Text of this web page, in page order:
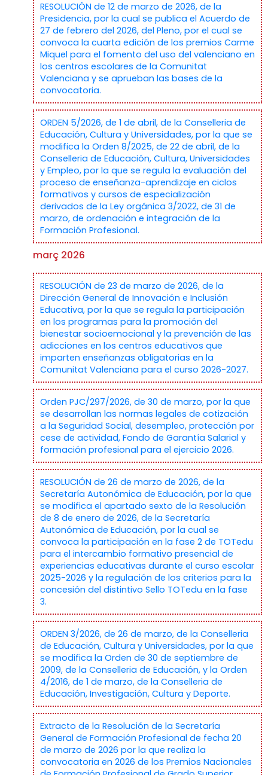
RESOLUCIÓN de 12 de marzo de 2026, de la
Presidencia, por la cual se publica el Acuerdo de
27 de febrero del 2026, del Pleno, por el cual se
convoca la cuarta edición de los premios Carme
Miquel para el fomento del uso del valenciano en
los centros escolares de la Comunitat
Valenciana y se aprueban las bases de la
convocatoria.
ORDEN 5/2026, de 1 de abril, de la Conselleria de
Educación, Cultura y Universidades, por la que se
modifica la Orden 8/2025, de 22 de abril, de la
Conselleria de Educación, Cultura, Universidades
y Empleo, por la que se regula la evaluación del
proceso de enseñanza-aprendizaje en ciclos
formativos y cursos de especialización
derivados de la Ley orgánica 3/2022, de 31 de
marzo, de ordenación e integración de la
Formación Profesional.
març 2026
RESOLUCIÓN de 23 de marzo de 2026, de la
Dirección General de Innovación e Inclusión
Educativa, por la que se regula la participación
en los programas para la promoción del
bienestar socioemocional y la prevención de las
adicciones en los centros educativos que
imparten enseñanzas obligatorias en la
Comunitat Valenciana para el curso 2026-2027.
Orden PJC/297/2026, de 30 de marzo, por la que
se desarrollan las normas legales de cotización
a la Seguridad Social, desempleo, protección por
cese de actividad, Fondo de Garantía Salarial y
formación profesional para el ejercicio 2026.
RESOLUCIÓN de 26 de marzo de 2026, de la
Secretaría Autonómica de Educación, por la que
se modifica el apartado sexto de la Resolución
de 8 de enero de 2026, de la Secretaría
Autonómica de Educación, por la cual se
convoca la participación en la fase 2 de TOTedu
para el intercambio formativo presencial de
experiencias educativas durante el curso escolar
2025-2026 y la regulación de los criterios para la
concesión del distintivo Sello TOTedu en la fase
3.
ORDEN 3/2026, de 26 de marzo, de la Conselleria
de Educación, Cultura y Universidades, por la que
se modifica la Orden de 30 de septiembre de
2009, de la Conselleria de Educación, y la Orden
4/2016, de 1 de marzo, de la Conselleria de
Educación, Investigación, Cultura y Deporte.
Extracto de la Resolución de la Secretaría
General de Formación Profesional de fecha 20
de marzo de 2026 por la que realiza la
convocatoria en 2026 de los Premios Nacionales